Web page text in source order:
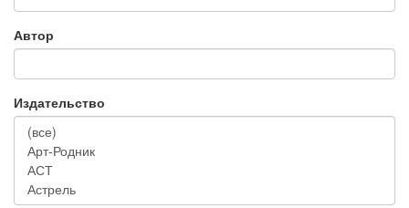
Автор
Издательство